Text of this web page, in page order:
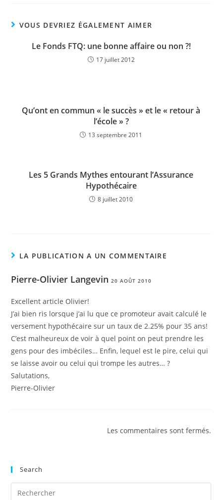
VOUS DEVRIEZ ÉGALEMENT AIMER
Le Fonds FTQ: une bonne affaire ou non ?!
17 juillet 2012
Qu’ont en commun « le succès » et le « retour à
l’école » ?
13 septembre 2011
Les 5 Grands Mythes entourant l’Assurance
Hypothécaire
8 juillet 2010
LA PUBLICATION A UN COMMENTAIRE
Pierre-Olivier Langevin 20 AOÛT 2010
Excellent article Olivier!
J’ai bien ris lorsque j’ai lu que ce promoteur avait calculé le
versement hypothécaire sur un taux de 2.25% pour 35 ans!
C’est malheureux de voir à quel point on peut prendre les
gens pour des imbéciles… Enfin, lequel est le pire, celui qui
se laisse avoir ou celui qui trompe les autres… ?
Salutations,
Pierre-Olivier
Les commentaires sont fermés.
Search